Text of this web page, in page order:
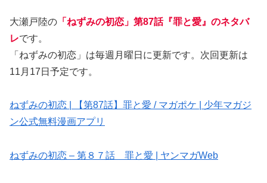
大瀬戸陸の 「ねずみの初恋」第87話『罪と愛』のネタバ
レです。
「ねずみの初恋」は毎週月曜日に更新です。次回更新は
11月17日予定です。
ねずみの初恋 | 【第87話】罪と愛 / マガポケ | 少年マガジ
ン公式無料漫画アプリ
ねずみの初恋 – 第８７話 罪と愛 | ヤンマガWeb